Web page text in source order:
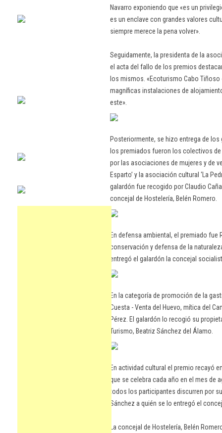
Navarro exponiendo que «es un
es un enclave con grandes valores
siempre merece la pena volver».
Seguidamente, la presidenta de la
el acta del fallo de los premios
los mismos. «Ecoturismo Cabo
magníficas instalaciones de
este».
Posteriormente, se hizo entrega de
los premiados fueron los colectivos
por las asociaciones de mujeres y de
Esparto’ y la asociación cultural ‘La
galardón fue recogido por Claudio
concejal de Hostelería, Belén Romero.
En defensa ambiental, el premiado
conservación y defensa de la
entregó el galardón la concejal
En la categoría de promoción de la
Cuesta - Venta del Huevo, mítica del
Pérez. El galardón lo recogió su
Turismo, Beatriz Sánchez del Álamo.
En actividad cultural el premio recayó
que se celebra cada año en el mes de
todos los participantes discurren por
Sánchez a quién se lo entregó el
La concejal de Hostelería, Belén